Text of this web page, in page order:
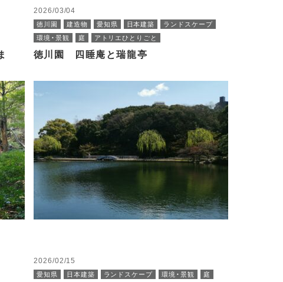
2026/03/04
徳川園 建造物 愛知県 日本建築
ランドスケープ
環境・景観
庭 アトリエひとりごと
徳川園 四睡庵と瑞龍亭
2026/02/15
愛知県 日本建築 ランドスケープ 環境・景観
庭